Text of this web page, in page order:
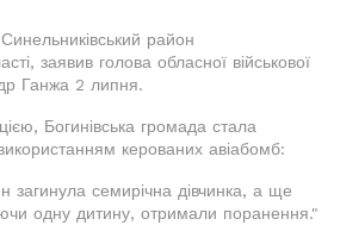
район
заявив голова обласної військової
Ганжа 2 липня.
Богинівська громада стала
керованих авіабомб:
загинула семирічна дівчинка, а ще
одну дитину, отримали поранення."